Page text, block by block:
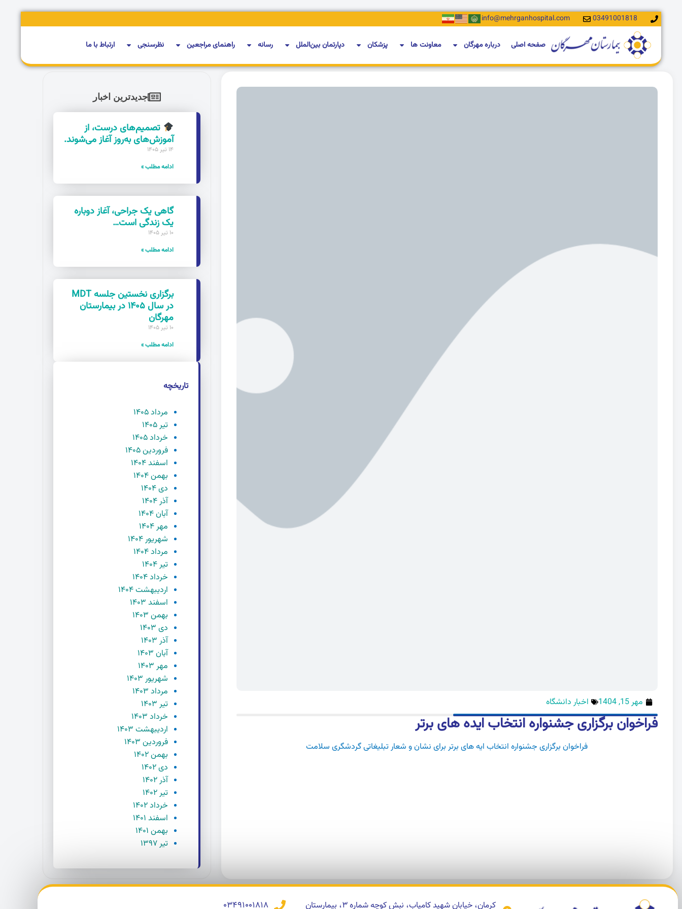
03491001818
info@mehrganhospital.com​
صفحه اصلی درباره مهرگان معاونت ها پزشکان دپارتمان بین‌الملل رسانه راهنمای مراجعین نظرسنجی ارتباط با ما
مهر 15, 1404 اخبار دانشگاه
فراخوان برگزاری جشنواره انتخاب ایده های برتر
فراخوان برگزاری جشنواره انتخاب ایه های برتر برای نشان و شعار تبلیغاتی گردشگری سلامت
جدیدترین اخبار
تصمیم‌های درست، از
آموزش‌های به‌روز آغاز می‌شوند.
۱۴ تیر ۱۴۰۵
ادامه مطلب »
گاهی یک جراحی، آغاز دوباره
یک زندگی است…
۱۰ تیر ۱۴۰۵
ادامه مطلب »
برگزاری نخستین جلسه MDT
در سال ۱۴۰۵ در بیمارستان
مهرگان
۱۰ تیر ۱۴۰۵
ادامه مطلب »
تاریخچه
مرداد ۱۴۰۵
تیر ۱۴۰۵
خرداد ۱۴۰۵
فروردین ۱۴۰۵
اسفند ۱۴۰۴
بهمن ۱۴۰۴
دی ۱۴۰۴
آذر ۱۴۰۴
آبان ۱۴۰۴
مهر ۱۴۰۴
شهریور ۱۴۰۴
مرداد ۱۴۰۴
تیر ۱۴۰۴
خرداد ۱۴۰۴
اردیبهشت ۱۴۰۴
اسفند ۱۴۰۳
بهمن ۱۴۰۳
دی ۱۴۰۳
آذر ۱۴۰۳
آبان ۱۴۰۳
مهر ۱۴۰۳
شهریور ۱۴۰۳
مرداد ۱۴۰۳
تیر ۱۴۰۳
خرداد ۱۴۰۳
اردیبهشت ۱۴۰۳
فروردین ۱۴۰۳
بهمن ۱۴۰۲
دی ۱۴۰۲
آذر ۱۴۰۲
تیر ۱۴۰۲
خرداد ۱۴۰۲
اسفند ۱۴۰۱
بهمن ۱۴۰۱
تیر ۱۳۹۷
کرمان، خیابان شهید کامیاب، نبش کوچه شماره 3، بیمارستان 03491001818